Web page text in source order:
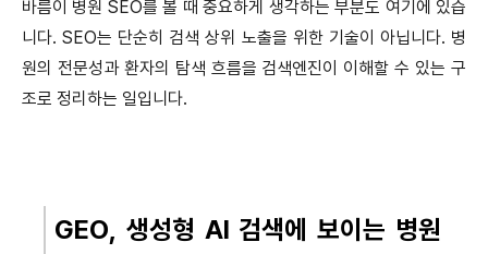
바름이 병원 SEO를 볼 때 중요하게 생각하는 부분도 여기에 있습
니다. SEO는 단순히 검색 상위 노출을 위한 기술이 아닙니다. 병
원의 전문성과 환자의 탐색 흐름을 검색엔진이 이해할 수 있는 구
조로 정리하는 일입니다.
GEO, 생성형 AI 검색에 보이는 병원